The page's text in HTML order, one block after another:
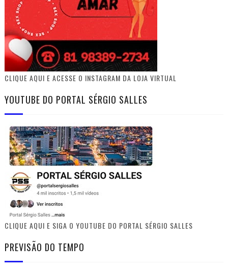
CLIQUE AQUI E ACESSE O INSTAGRAM DA LOJA VIRTUAL
YOUTUBE DO PORTAL SÉRGIO SALLES
CLIQUE AQUI E SIGA O YOUTUBE DO PORTAL SÉRGIO SALLES
PREVISÃO DO TEMPO